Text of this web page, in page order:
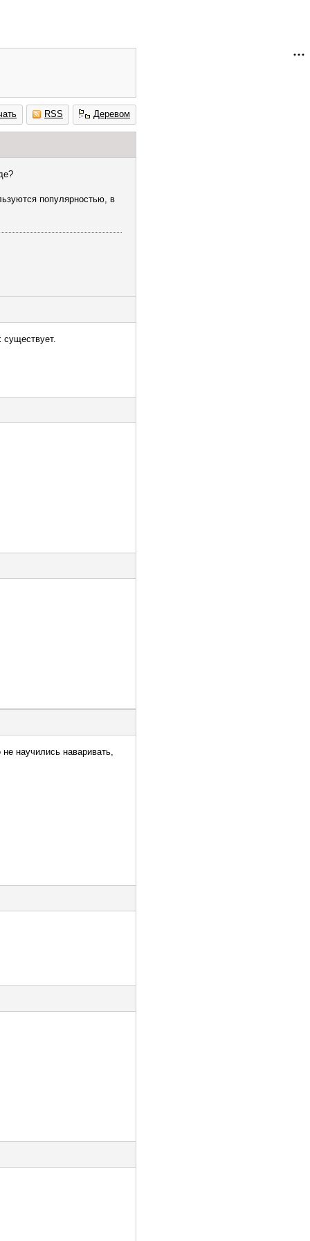
RSS Деревом
популярностью, в
существует.
научились наваривать,